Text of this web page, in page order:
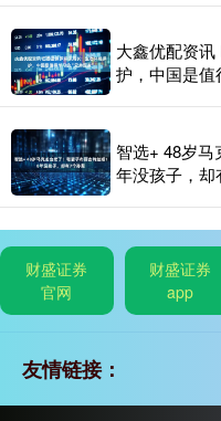
大鑫优配资
护，中国是值
智选+ 48岁
年没孩子，却
财盛证券
官网
财盛证券
app
友情链接：